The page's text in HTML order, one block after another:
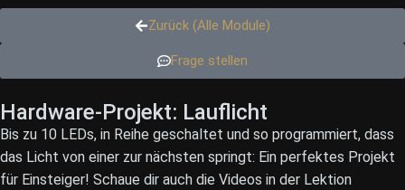
Zurück (Alle Module)
Frage stellen
Hardware-Projekt: Lauflicht
Bis zu 10 LEDs, in Reihe geschaltet und so programmiert, dass
das Licht von einer zur nächsten springt: Ein perfektes Projekt
für Einsteiger! Schaue dir auch die Videos in der Lektion